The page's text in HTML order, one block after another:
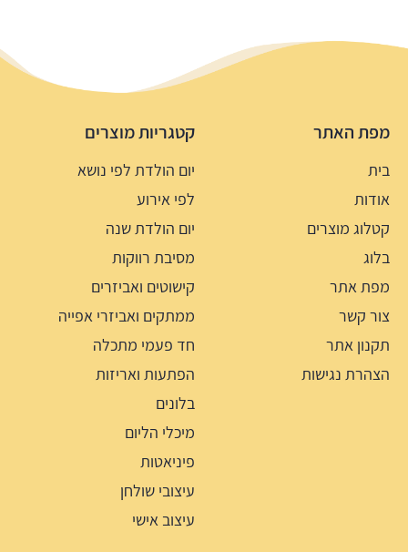
מפת האתר
בית
אודות
קטלוג מוצרים
בלוג
מפת אתר
צור קשר
תקנון אתר
הצהרת נגישות
קטגריות מוצרים
יום הולדת לפי נושא
לפי אירוע
יום הולדת שנה
מסיבת רווקות
קישוטים ואביזרים
ממתקים ואביזרי אפייה
חד פעמי מתכלה
הפתעות ואריזות
בלונים
מיכלי הליום
פיניאטות
עיצובי שולחן
עיצוב אישי